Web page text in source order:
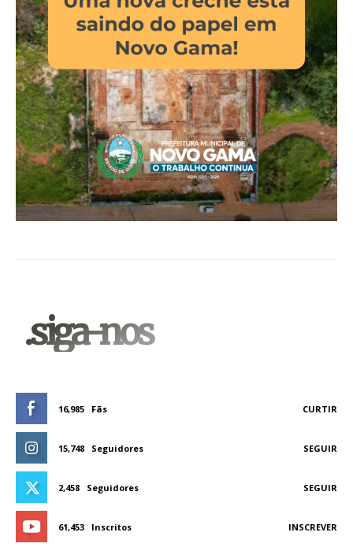
.siga-nos
16,985 Fãs CURTIR
15,748 Seguidores SEGUIR
2,458 Seguidores SEGUIR
61,453 Inscritos INSCREVER